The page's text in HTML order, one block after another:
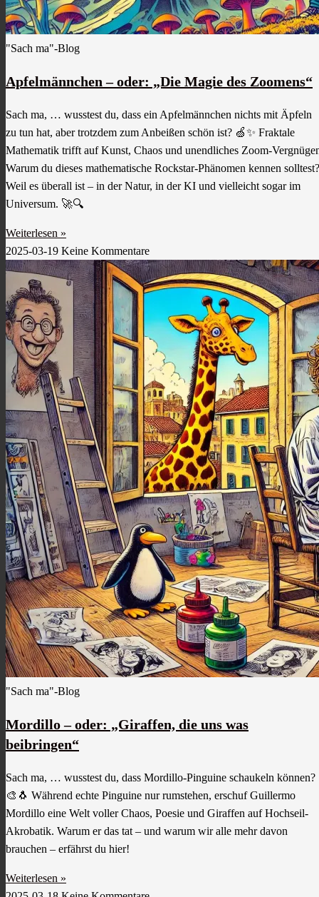
"Sach ma"-Blog
Apfelmännchen – oder: „Die Magie des Zoomens“
Sach ma, … wusstest du, dass ein Apfelmännchen nichts mit Äpfeln
zu tun hat, aber trotzdem zum Anbeißen schön ist? 🍏✨ Fraktale
Mathematik trifft auf Kunst, Chaos und unendliches Zoom-
Warum du dieses mathematische Rockstar-Phänomen kennen solltest?
Weil es überall ist – in der Natur, in der KI und vielleicht sogar im
Universum. 🚀🔍
Weiterlesen »
2025-03-19 Keine Kommentare
"Sach ma"-Blog
Mordillo – oder: „Giraffen, die uns was
beibringen“
Sach ma, … wusstest du, dass Mordillo-Pinguine schaukeln können?
🎨🐧 Während echte Pinguine nur rumstehen, erschuf Guillermo
Mordillo eine Welt voller Chaos, Poesie und Giraffen auf Hochseil-
Akrobatik. Warum er das tat – und warum wir alle mehr davon
brauchen – erfährst du hier!
Weiterlesen »